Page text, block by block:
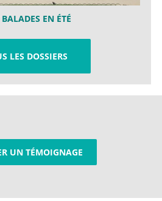
EN ÉTÉ
LES DOSSIERS
UN TÉMOIGNAGE